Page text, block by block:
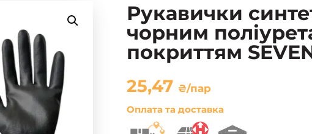
Рукавички
чорним
покриттям
25,47 ₴/пар
Оплата та доставка